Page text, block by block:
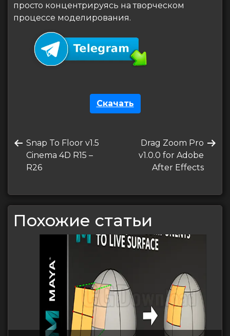
просто концентрируясь на творческом
процессе моделирования.
Скачать
по
записям
Предыдущая
запись
Snap To Floor v1.5
Cinema 4D R15 –
R26
Следующая
запись
Drag Zoom Pro
v1.0.0 for Adobe
After Effects
Похожие статьи